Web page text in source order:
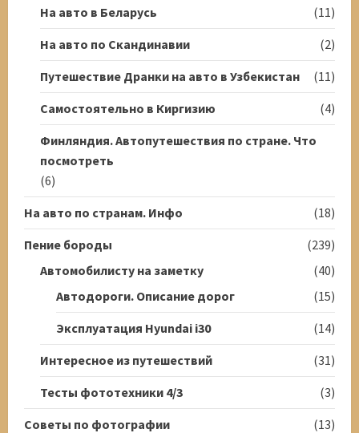
На авто в Беларусь
(11)
На авто по Скандинавии
(2)
Путешествие Дранки на авто в Узбекистан
(11)
Самостоятельно в Киргизию
(4)
Финляндия. Автопутешествия по стране. Что
посмотреть
(6)
На авто по странам. Инфо
(18)
Пение бороды
(239)
Автомобилисту на заметку
(40)
Автодороги. Описание дорог
(15)
Эксплуатация Hyundai i30
(14)
Интересное из путешествий
(31)
Тесты фототехники 4/3
(3)
Советы по фотографии
(13)